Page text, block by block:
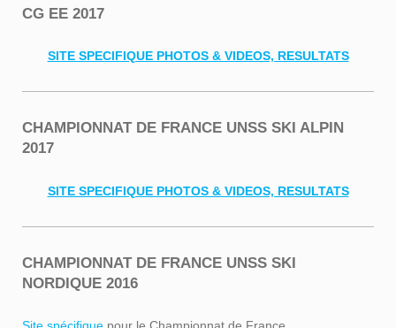
CG EE 2017
SITE SPECIFIQUE PHOTOS & VIDEOS, RESULTATS
CHAMPIONNAT DE FRANCE UNSS SKI ALPIN
2017
SITE SPECIFIQUE PHOTOS & VIDEOS, RESULTATS
CHAMPIONNAT DE FRANCE UNSS SKI
NORDIQUE 2016